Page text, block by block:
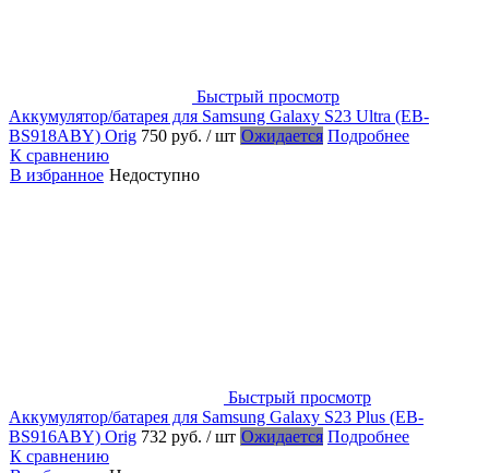
Быстрый просмотр
Аккумулятор/батарея для Samsung Galaxy S23 Ultra (EB-
BS918ABY) Orig 750 руб. / шт Ожидается Подробнее
К сравнению
В избранное Недоступно
Быстрый просмотр
Аккумулятор/батарея для Samsung Galaxy S23 Plus (EB-
BS916ABY) Orig 732 руб. / шт Ожидается Подробнее
К сравнению